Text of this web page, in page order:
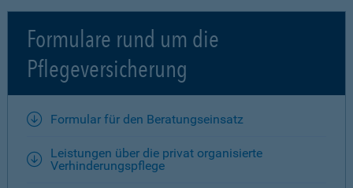
Formulare rund um die
Pflegeversicherung
Formular für den Beratungseinsatz
Leistungen über die privat organisierte
Verhinderungspflege